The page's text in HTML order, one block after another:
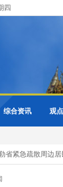
四
综合资讯 观
紧急疏散周边居民